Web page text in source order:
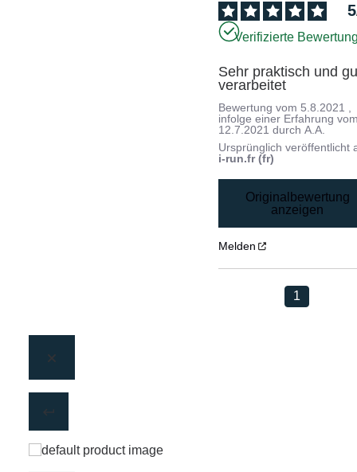
5
Verifizierte
Sehr praktisch und
verarbeitet
Bewertung vom 5.8.2021
infolge einer Erfahrung
12.7.2021 durchA.A.
Ursprünglich veröffentlicht
i-run.fr (fr)
Originalbewertung
anzeigen
Melden
1